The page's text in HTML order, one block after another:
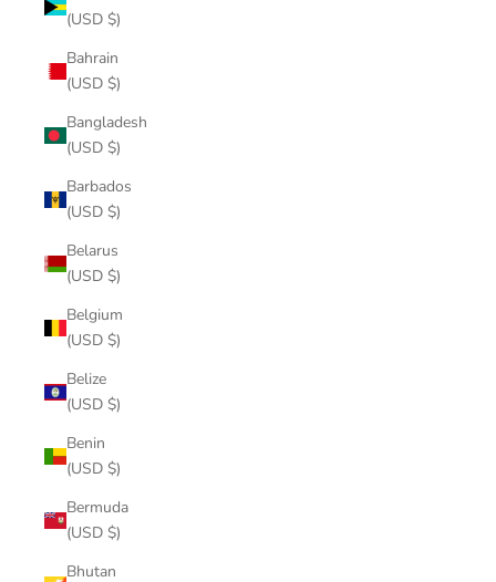
(USD $)
Bahrain
(USD $)
Bangladesh
(USD $)
Barbados
(USD $)
Belarus
(USD $)
Belgium
(USD $)
Belize
(USD $)
Benin
(USD $)
Bermuda
(USD $)
Bhutan